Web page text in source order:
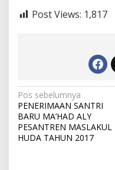
Post Views: 1,817
N
a
v
i
Pos sebelumnya
PENERIMAAN SANTRI
BARU MA’HAD ALY
PESANTREN MASLAKUL
HUDA TAHUN 2017